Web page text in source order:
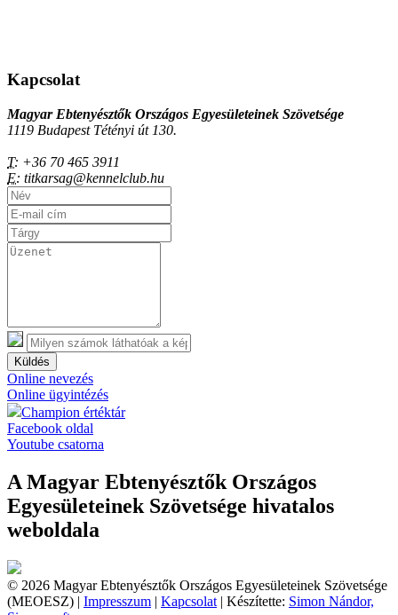
Kapcsolat
Magyar Ebtenyésztők Országos Egyesületeinek Szövetsége
1119 Budapest Tétényi út 130.
T: +36 70 465 3911
E: titkarsag@kennelclub.hu
Küldés
Online nevezés
Online ügyintézés
Champion értéktár
Facebook oldal
Youtube csatorna
A Magyar Ebtenyésztők Országos
Egyesületeinek Szövetsége hivatalos
weboldala
© 2026 Magyar Ebtenyésztők Országos Egyesületeinek Szövetsége
(MEOESZ) | Impresszum | Kapcsolat | Készítette: Simon Nándor,